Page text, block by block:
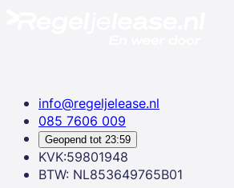
info@regeljelease.nl
085 7606 009
Geopend tot 23:59
KVK:59801948
BTW: NL853649765B01